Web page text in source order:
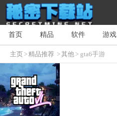
首页 精品 软件 游戏
主页>精品推荐 >其他> gta6手游